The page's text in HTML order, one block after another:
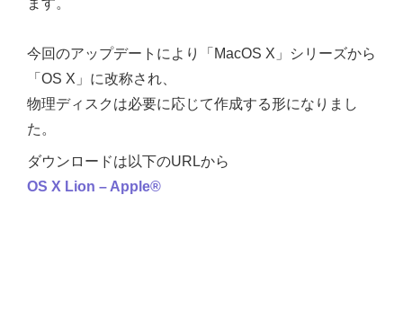
ます。
今回のアップデートにより「MacOS X」シリーズから
「OS X」に改称され、
物理ディスクは必要に応じて作成する形になりまし
た。
ダウンロードは以下のURLから
OS X Lion – Apple®